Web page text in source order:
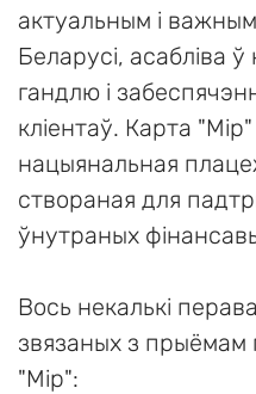
актуальным і
Беларусі, асабліва
гандлю і
кліентаў. Карта
нацыянальная
створаная для
ўнутраных
Вось некалькі
звязаных з
"Мір":